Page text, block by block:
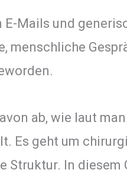
Mails und
menschliche
ab, wie laut
Es geht um
In diesem